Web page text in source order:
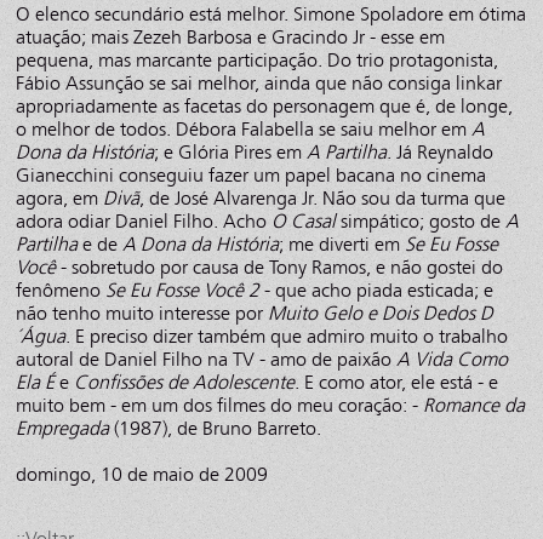
O elenco secundário está melhor. Simone Spoladore em ótima
atuação; mais Zezeh Barbosa e Gracindo Jr - esse em
pequena, mas marcante participação. Do trio protagonista,
Fábio Assunção se sai melhor, ainda que não consiga linkar
apropriadamente as facetas do personagem que é, de longe,
o melhor de todos. Débora Falabella se saiu melhor em A
Dona da História; e Glória Pires em A Partilha. Já Reynaldo
Gianecchini conseguiu fazer um papel bacana no cinema
agora, em Divã, de José Alvarenga Jr. Não sou da turma que
adora odiar Daniel Filho. Acho O Casalsimpático; gosto de A
Partilhae de A Dona da História; me diverti em Se Eu Fosse
Você- sobretudo por causa de Tony Ramos, e não gostei do
fenômeno Se Eu Fosse Você 2- que acho piada esticada; e
não tenho muito interesse por Muito Gelo e Dois Dedos D
´Água. E preciso dizer também que admiro muito o trabalho
autoral de Daniel Filho na TV - amo de paixão A Vida Como
Ela Ée Confissões de Adolescente. E como ator, ele está - e
muito bem - em um dos filmes do meu coração: - Romance da
Empregada(1987), de Bruno Barreto.
domingo, 10 de maio de 2009